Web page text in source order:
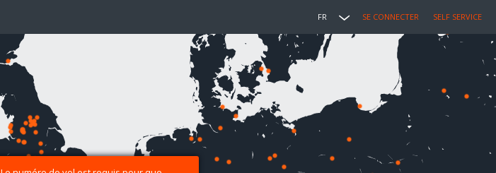
FR SE CONNECTER SELF SERVICE